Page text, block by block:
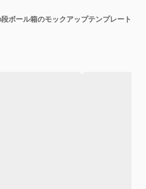
ボール箱のモックアップテンプレート